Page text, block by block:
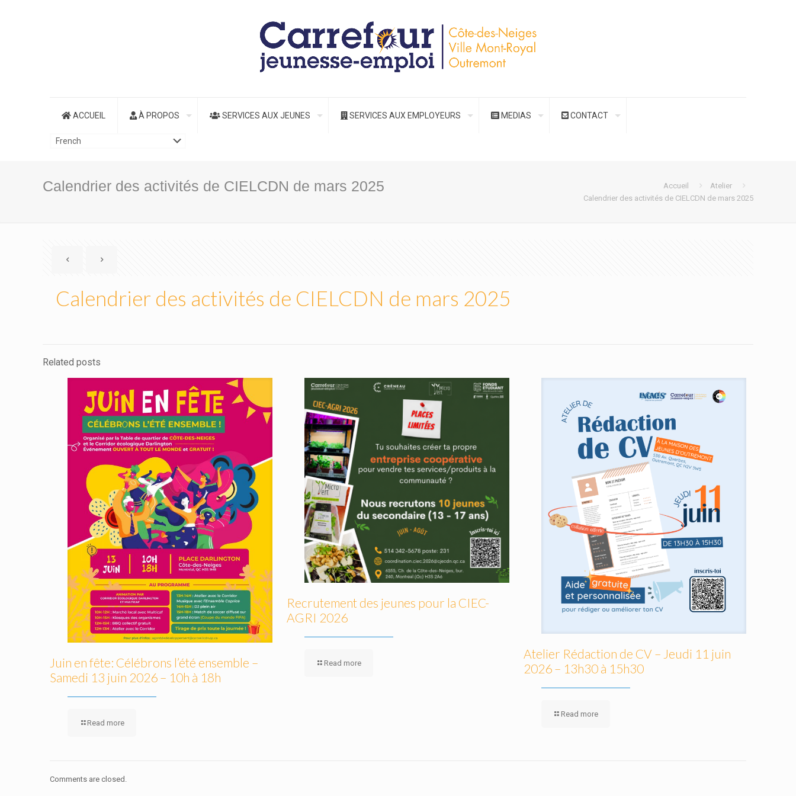
ACCUEIL À PROPOS SERVICES AUX JEUNES SERVICES AUX EMPLOYEURS MEDIAS CONTACT
Calendrier des activités de CIELCDN de mars 2025 Accueil
Atelier
Calendrier des activités de CIELCDN de mars 2025
Calendrier des activités de CIELCDN de mars 2025
Related posts
Juin en fête: Célébrons l’été ensemble –
Samedi 13 juin 2026 – 10h à 18h
Read more
Recrutement des jeunes pour la CIEC-
AGRI 2026
Read more
Atelier Rédaction de CV – Jeudi 11 juin
2026 – 13h30 à 15h30
Read more
Comments are closed.